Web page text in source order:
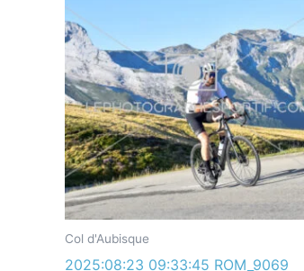
Col d'Aubisque
2025:08:23 09:33:45 ROM_9069